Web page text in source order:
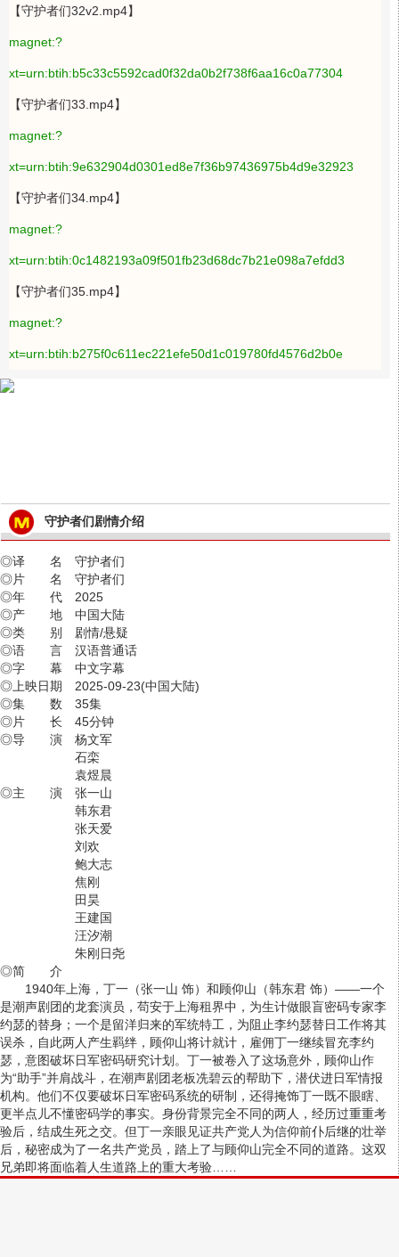
【守护者们32v2.mp4】
magnet:?
xt=urn:btih:b5c33c5592cad0f32da0b2f738f6aa16c0a77304
【守护者们33.mp4】
magnet:?
xt=urn:btih:9e632904d0301ed8e7f36b97436975b4d9e32923
【守护者们34.mp4】
magnet:?
xt=urn:btih:0c1482193a09f501fb23d68dc7b21e098a7efdd3
【守护者们35.mp4】
magnet:?
xt=urn:btih:b275f0c611ec221efe50d1c019780fd4576d2b0e
守护者们剧情介绍
◎译 名 守护者们
◎片 名 守护者们
◎年 代 2025
◎产 地 中国大陆
◎类 别 剧情/悬疑
◎语 言 汉语普通话
◎字 幕 中文字幕
◎上映日期 2025-09-23(中国大陆)
◎集 数 35集
◎片 长 45分钟
◎导 演 杨文军
石栾
袁煜晨
◎主 演 张一山
韩东君
张天爱
刘欢
鲍大志
焦刚
田昊
王建国
汪汐潮
朱刚日尧
◎简 介
1940年上海，丁一（张一山 饰）和顾仰山（韩东君 饰）——一个
是潮声剧团的龙套演员，苟安于上海租界中，为生计做眼盲密码专家李
约瑟的替身；一个是留洋归来的军统特工，为阻止李约瑟替日工作将其
误杀，自此两人产生羁绊，顾仰山将计就计，雇佣丁一继续冒充李约
瑟，意图破坏日军密码研究计划。丁一被卷入了这场意外，顾仰山作
为“助手”并肩战斗，在潮声剧团老板冼碧云的帮助下，潜伏进日军情报
机构。他们不仅要破坏日军密码系统的研制，还得掩饰丁一既不眼瞎、
更半点儿不懂密码学的事实。身份背景完全不同的两人，经历过重重考
验后，结成生死之交。但丁一亲眼见证共产党人为信仰前仆后继的壮举
后，秘密成为了一名共产党员，踏上了与顾仰山完全不同的道路。这双
兄弟即将面临着人生道路上的重大考验……